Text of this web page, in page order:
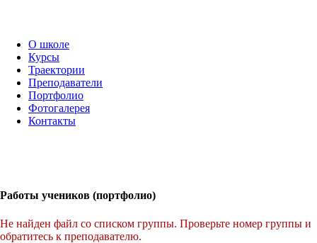
О школе
Курсы
Траектории
Преподаватели
Портфолио
Фотогалерея
Контакты
Работы учеников (портфолио)
Не найден файл со списком группы. Проверьте номер группы и
обратитесь к преподавателю.